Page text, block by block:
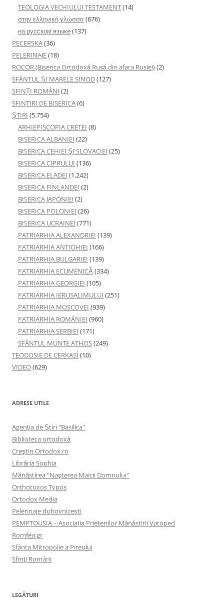
TEOLOGIA VECHIULUI TESTAMENT(14)
στην ελληνική γλώσσα (676)
на русском языке(137)
PECERSKA(36)
PELERINAJE(18)
ROCOR (Biserica Ortodoxă Rusă din afara Rusiei)(2)
SFÂNTUL ȘI MARELE SINOD(127)
SFINȚI ROMÂNI (2)
SFINTIRI DE BISERICA(6)
ŞTIRI (5.754)
ARHIEPISCOPIA CRETEI (8)
BISERICA ALBANIEI (22)
BISERICA CEHIEI ŞI SLOVACIEI (25)
BISERICA CIPRULUI (136)
BISERICA ELADEI (1.242)
BISERICA FINLANDEI (2)
BISERICA JAPONIEI (2)
BISERICA POLONIEI (26)
BISERICA UCRAINEI (771)
PATRIARHIA ALEXANDRIEI (139)
PATRIARHIA ANTIOHIEI (166)
PATRIARHIA BULGARIEI (139)
PATRIARHIA ECUMENICĂ(334)
PATRIARHIA GEORGIEI (105)
PATRIARHIA IERUSALIMULUI (251)
PATRIARHIA MOSCOVEI (939)
PATRIARHIA ROMÂNIEI (960)
PATRIARHIA SERBIEI (171)
SFÂNTUL MUNTE ATHOS(249)
TEODOSIE DE CERKASÎ(10)
VIDEO(629)
ADRESE UTILE
Agenţia de Ştiri "Basilica"
Biblioteca ortodoxă
Creştin Ortodox.ro
Librăria Sophia
Mănăstirea "Naşterea Maicii Domnului"
Orthotoxos Typos
Ortodox Media
Pelerinaje duhovnicești
PEMPTOUSIA – Asociația Prietenilor Mănăstirii Vatoped
Romfea.gr
Sfânta Mitropolie a Pireului
Sfinţi Români
LEGĂTURI